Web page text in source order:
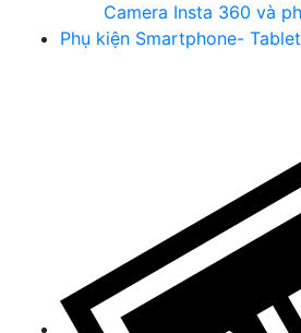
Camera Insta 360 và
Phụ kiện Smartphone- Tablet